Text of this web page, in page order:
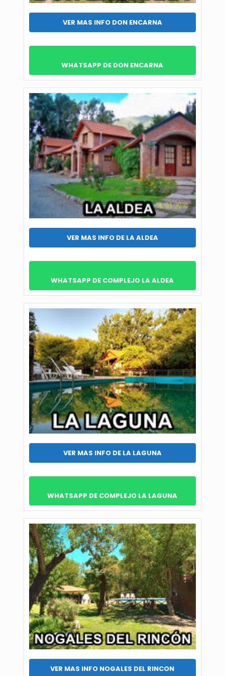
VER MAS INFO DON ENCARNA
WHATSAPP DE DON ENCARNA
VER MAS INFO DE LA ALDEA
WHATSAPP DE COMPLEJO LA ALDEA
VER MAS INFO DE LA LAGUNA
WHATSAPP DE COMPLEJO LA LAGUNA
VER MAS INFO NOGALES DEL RINCON